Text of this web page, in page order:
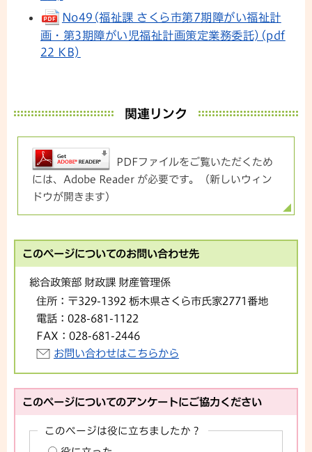
No49(福祉課 さくら市第7期障がい福祉計
画・第3期障がい児福祉計画策定業務委託)(pdf
22 KB)
関連リンク
PDFファイルをご覧いただくため
には、Adobe Reader が必要です。（新しいウィン
ドウが開きます）
このページについてのお問い合わせ先
総合政策部 財政課 財産管理係
住所： 〒329-1392 栃木県さくら市氏家2771番地
電話： 028-681-1122
FAX： 028-681-2446
お問い合わせはこちらから
このページについてのアンケートにご協力ください
このページは役に立ちましたか？